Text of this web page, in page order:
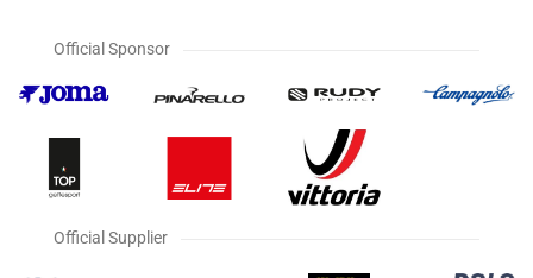
Official Sponsor
Official Supplier